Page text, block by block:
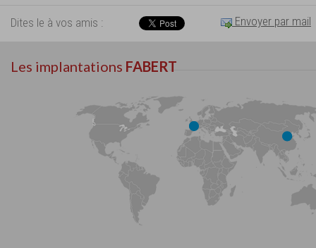
Dites le à vos amis : Envoyer par mail
Les implantations FABERT